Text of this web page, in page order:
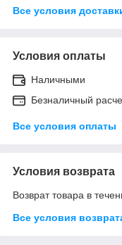
Все условия
Условия оплаты
Наличными
Безналичный
Все условия оплаты
Условия возврата
Возврат товара в
Все условия